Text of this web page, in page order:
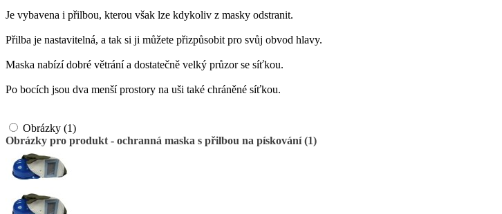
Je vybavena i přilbou, kterou však lze kdykoliv z masky odstranit.
Přilba je nastavitelná, a tak si ji můžete přizpůsobit pro svůj obvod hlavy.
Maska nabízí dobré větrání a dostatečně velký průzor se síťkou.
Po bocích jsou dva menší prostory na uši také chráněné síťkou.
Obrázky (1)
Obrázky pro produkt - ochranná maska s přilbou na pískování (1)